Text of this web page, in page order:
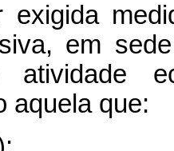
em
atividade
aquela que: